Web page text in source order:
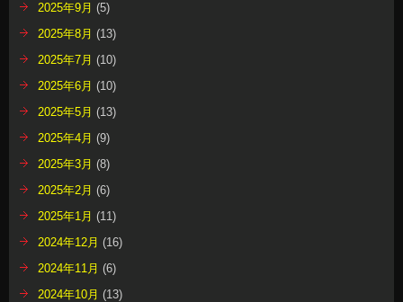
2025年9月 (5)
2025年8月 (13)
2025年7月 (10)
2025年6月 (10)
2025年5月 (13)
2025年4月 (9)
2025年3月 (8)
2025年2月 (6)
2025年1月 (11)
2024年12月 (16)
2024年11月 (6)
2024年10月 (13)